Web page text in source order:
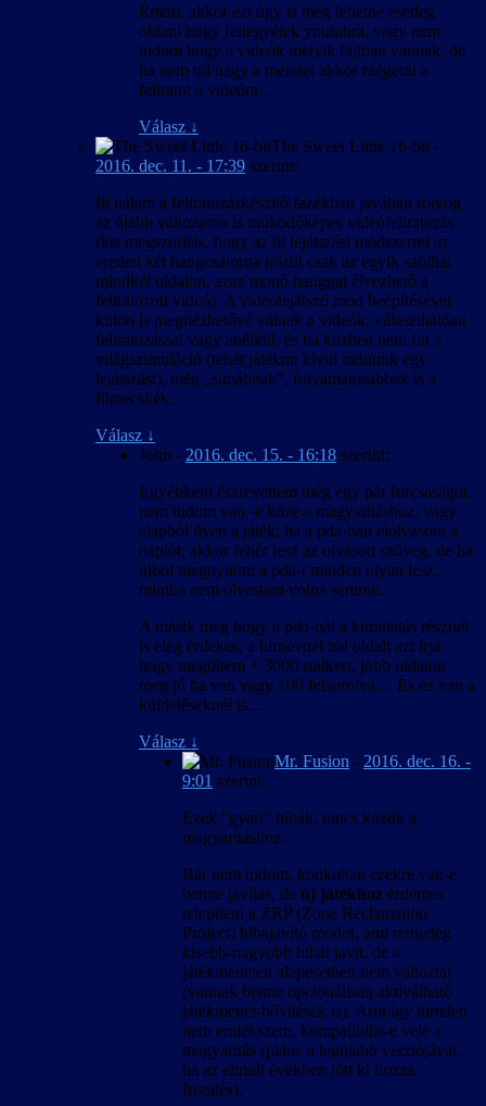
Értem, akkor ezt úgy is meg lehetne esetleg
oldani hogy feltegyétek youtubra, vagy nem
tudom hogy a videók melyik fájlban vannak, de
ha nem túl nagy a méretet akkor ráégetni a
feliratot a videóra…
Válasz ↓
The Sweet Little 16-bit -
2016. dec. 11. - 17:39 szerint:
Itt nálam a feliratozáskészítő fazékban javában rotyog
az újabb változaton is működőképes videófeliratozás
(kis megszorítás, hogy az új lejátszási módszerrel az
eredeti két hangcsatorna közül csak az egyik szólhat
mindkét oldalon, azaz monó hanggal élvezhető a
feliratozott videó). A videolejátszó mod beépítésével
külön is megnézhetővé válnak a videók, választhatóan
feliratozással vagy anélkül, és ha közben nem fut a
világszimuláció (tehát játékon kívül indítunk egy
lejátszást), még „simábbak”, folyamatosabbak is a
filmecskék.
Válasz ↓
John - 2016. dec. 15. - 16:18 szerint:
Egyébként észrevettem még egy pár furcsaságot,
nem tudom van -e köze a magyarításhoz, vagy
alapból ilyen a játék; ha a pda-ban elolvasom a
naplót, akkor fehér lesz az olvasott szöveg, de ha
újból megnyitom a pda-t minden olyan lesz,
mintha nem olvastam volna semmit.
A másik meg hogy a pda-nál a kimutatás résznél
is elég érdekes, a hírnévnél bal oldalt azt írja
hogy megöltem + 3000 stalkert, jobb oldalon
meg jó ha van vagy 100 felsorolva… És ez van a
küldetéseknél is…
Válasz ↓
Mr. Fusion - 2016. dec. 16. -
9:01 szerint:
Ezek “gyári” hibák, nincs közük a
magyarításhoz.
Bár nem tudom, konkrétan ezekre van-e
benne javítás, de új játékhoz érdemes
telepíteni a ZRP (Zone Reclamation
Project) hibajavító modot, ami rengeteg
kisebb-nagyobb hibát javít, de a
játékmeneten alapesetben nem változtat
(vannak benne opcionálisan aktiválható
játékmenet-bővítések is). Arra így hirtelen
nem emlékszem, kompatibilis-e vele a
magyarítás (pláne a legújabb verziójával,
ha az elmúlt években jött ki hozzá
frissítés).